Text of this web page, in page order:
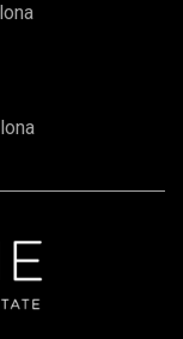
espacio,
centro de
gastos
ni gastos